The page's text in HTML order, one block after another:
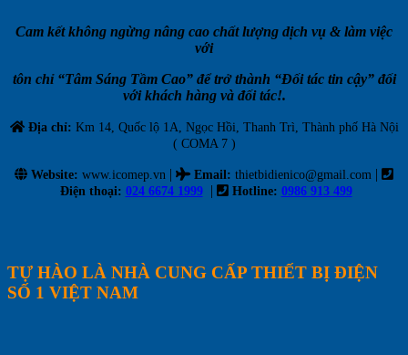
Cam kết không ngừng nâng cao chất lượng dịch vụ & làm việc
với
tôn chỉ “Tâm Sáng Tầm Cao” để trở thành “Đối tác tin cậy” đối
với khách hàng và đối tác!.
Địa chỉ: Km 14, Quốc lộ 1A, Ngọc Hồi, Thanh Trì, Thành phố Hà Nội
( COMA 7 )
Website: www.icomep.vn | Email: thietbidienico@gmail.com |
Điện thoại: 024 6674 1999 | Hotline: 0986 913 499
TỰ HÀO LÀ NHÀ CUNG CẤP THIẾT BỊ ĐIỆN
SỐ 1 VIỆT NAM